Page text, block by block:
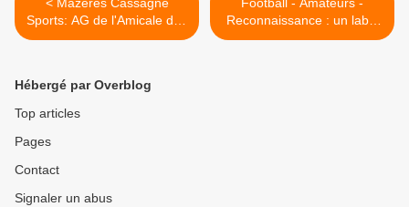
Sports: AG de l'Amicale des
Anciens
Reconnaissance : un label
foot pour l'US Salies Mane
Hébergé par Overblog
Top articles
Pages
Contact
Signaler un abus